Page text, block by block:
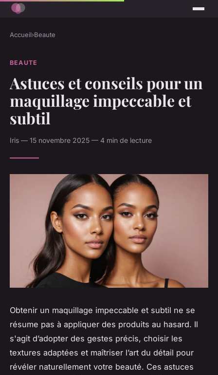
Accueil›Beaute
BEAUTE
Astuces et conseils pour un
maquillage impeccable et
subtil
Iris — 15 novembre 2025 — 4 min de lecture
Obtenir un maquillage impeccable et subtil ne se
résume pas à appliquer des produits au hasard. Il
s'agit d’adopter des gestes précis, choisir les
textures adaptées et maîtriser l’art du détail pour
révéler naturellement votre beauté. Ces astuces